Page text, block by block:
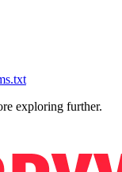
exploring further.